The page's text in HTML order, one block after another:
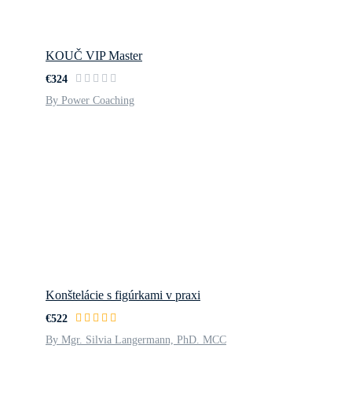
KOUČ VIP Master
€324
By Power Coaching
Konštelácie s figúrkami v praxi
€522
By Mgr. Silvia Langermann, PhD. MCC